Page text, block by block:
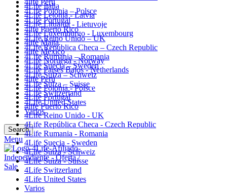
4life Perú
4Life Polonia – Polsce
4Life Portugal
4life Puerto Rico
4Life Reino Unido – UK
4Life República Checa – Czech Republic
4Life Rumania – Romania
4Life Suecia – Sweden
4Life Suiza – Schweiz
4Life Suiza – Suisse
4Life Switzerland
4Life United States
Varios
Search
Menu
4Life Italia
4Life Letonia - Latvia
4Life Lituania - Lietuvoje
4Life Luxemburgo - Luxembourg
4life Malta
4life México
4Life Noruega - Norway
4Life Paises Bajos - Netherlands
4life Perú
4Life Polonia - Polsce
4Life Portugal
4life Puerto Rico
4Life Reino Unido - UK
4Life República Checa - Czech Republic
4Life Rumania - Romania
4Life Suecia - Sweden
4Life Suiza - Schweiz
4Life Suiza - Suisse
4Life Switzerland
4Life United States
Varios